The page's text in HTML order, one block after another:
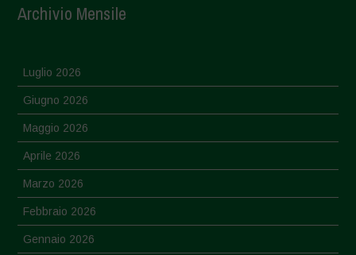
Archivio Mensile
Luglio 2026
Giugno 2026
Maggio 2026
Aprile 2026
Marzo 2026
Febbraio 2026
Gennaio 2026